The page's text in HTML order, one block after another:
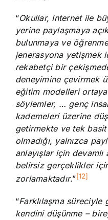
“Okullar, Internet ile
yerine paylaşmaya
bulunmaya ve
jenerasyona yetişmek
rekabetçi bir
deneyimine çevirmek
eğitim modelleri
söylemler, … genç
kademeleri üzerine
getirmekte ve tek
olmadığı, yalnızca
anlayışlar için
belirsiz gerçeklikler
zorlamaktadır.”[12]
“Farklılaşma süreciyle
kendini düşünme –